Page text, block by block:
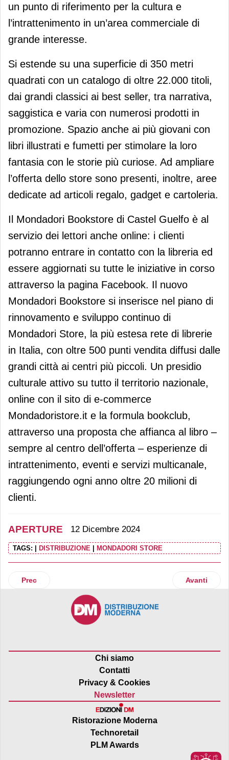
un punto di riferimento per la cultura e
l’intrattenimento in un’area commerciale di
grande interesse.
Si estende su una superficie di 350 metri
quadrati con un catalogo di oltre 22.000 titoli,
dai grandi classici ai best seller, tra narrativa,
saggistica e varia con numerosi prodotti in
promozione. Spazio anche ai più giovani con
libri illustrati e fumetti per stimolare la loro
fantasia con le storie più curiose. Ad ampliare
l’offerta dello store sono presenti, inoltre, aree
dedicate ad articoli regalo, gadget e cartoleria.
Il Mondadori Bookstore di Castel Guelfo è al
servizio dei lettori anche online: i clienti
potranno entrare in contatto con la libreria ed
essere aggiornati su tutte le iniziative in corso
attraverso la pagina Facebook. Il nuovo
Mondadori Bookstore si inserisce nel piano di
rinnovamento e sviluppo continuo di
Mondadori Store, la più estesa rete di librerie
in Italia, con oltre 500 punti vendita diffusi dalle
grandi città ai centri più piccoli. Un presidio
culturale attivo su tutto il territorio nazionale,
online con il sito di e-commerce
Mondadoristore.it e la formula bookclub,
attraverso una proposta che affianca al libro –
sempre al centro dell’offerta – esperienze di
intrattenimento, eventi e servizi multicanale,
raggiungendo ogni anno oltre 20 milioni di
clienti.
APERTURE 12 Dicembre 2024
TAGS: | DISTRIBUZIONE | MONDADORI STORE
Articolo precedente: Action apre due nuove sedi a Savona
Prec Articolo
Avanti
Chi siamo
Contatti
Privacy & Cookies
Newsletter
Ristorazione Moderna
Technoretail
PLM Awards